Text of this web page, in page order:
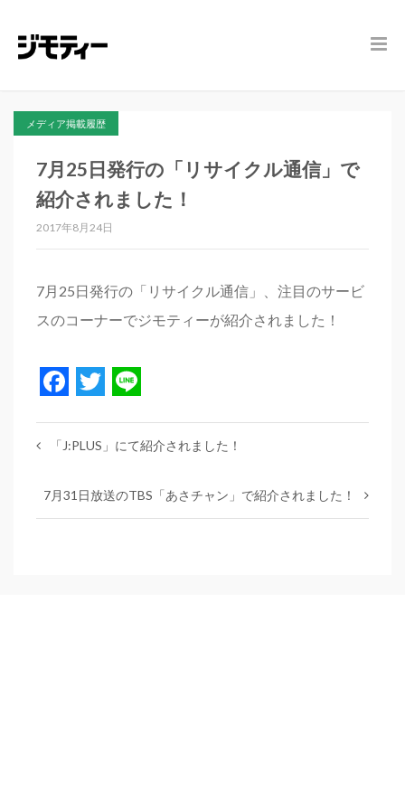
メディア掲載履歴
7月25日発行の「リサイクル通信」で
紹介されました！
2017年8月24日
7月25日発行の「リサイクル通信」、注目のサービ
スのコーナーでジモティーが紹介されました！
Facebook
Twitter
「J:PLUS」にて紹介されました！
7月31日放送のTBS「あさチャン」で紹介されました！